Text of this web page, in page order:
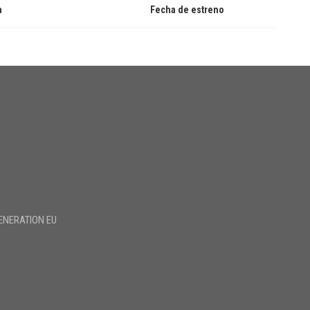
Fecha de estreno
EU